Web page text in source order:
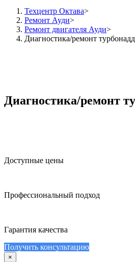
Техцентр Октава
Ремонт Ауди
Ремонт двигателя Ауди
Диагностика/ремонт
Диагностика/ремонт
Доступные цены
Профессиональный подход
Гарантия качества
Получить консультацию
×